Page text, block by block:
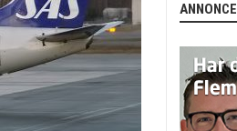
ANNONCE